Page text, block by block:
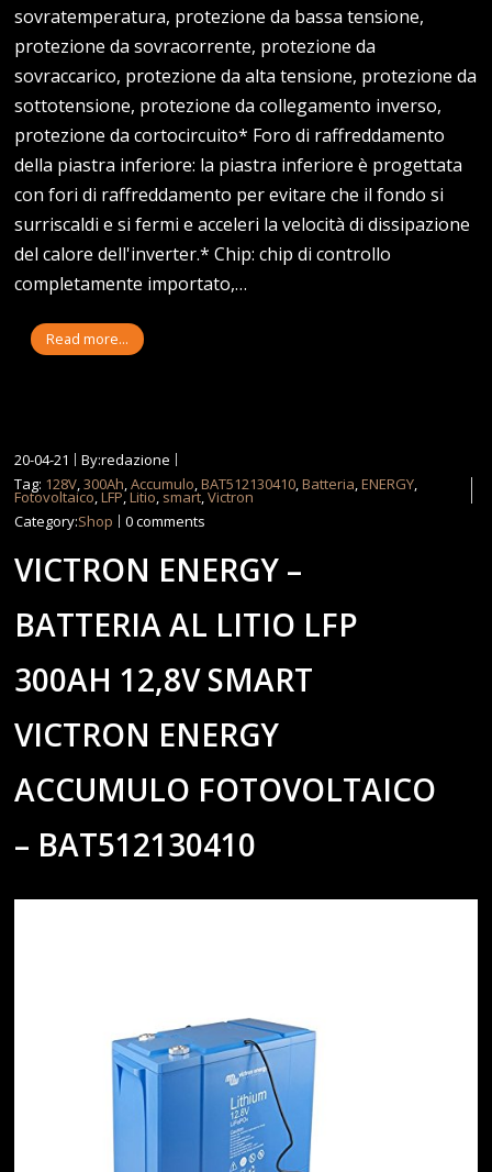
sovratemperatura, protezione da bassa tensione,
protezione da sovracorrente, protezione da
sovraccarico, protezione da alta tensione, protezione da
sottotensione, protezione da collegamento inverso,
protezione da cortocircuito* Foro di raffreddamento
della piastra inferiore: la piastra inferiore è progettata
con fori di raffreddamento per evitare che il fondo si
surriscaldi e si fermi e acceleri la velocità di dissipazione
del calore dell'inverter.* Chip: chip di controllo
completamente importato,…
Read more...
20-04-21
By:redazione
Tag: 128V,300Ah,Accumulo,BAT512130410,Batteria,ENERGY,
Fotovoltaico,LFP,Litio, smart,Victron
Category:Shop 0 comments
VICTRON ENERGY –
BATTERIA AL LITIO LFP
300AH 12,8V SMART
VICTRON ENERGY
ACCUMULO FOTOVOLTAICO
– BAT512130410